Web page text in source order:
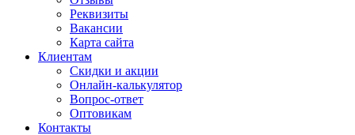
Реквизиты
Вакансии
Карта сайта
Клиентам
Скидки и акции
Онлайн-калькулятор
Вопрос-ответ
Оптовикам
Контакты